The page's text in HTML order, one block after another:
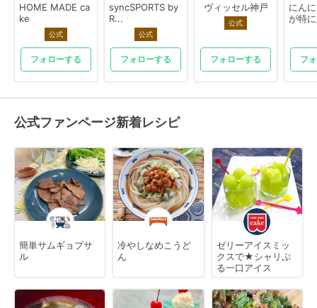
HOME MADE ca
ke
公式
フォローする
syncSPORTS by
R...
公式
フォローする
ヴィッセル神戸
公式
フォローする
にん
が特
フ
公式ファンページ新着レシピ
簡単サムギョプサ
ル
冷やしなめこうど
ん
ゼリーアイスミッ
クスで★シャリぷ
る一口アイス